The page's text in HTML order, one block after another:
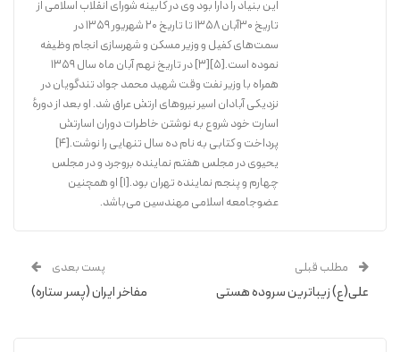
بهترین کتاب دفاع مقدس می باشد.این بنیاد را دارا بود وی در کابینه شورای انقلاب اسلامی از
تاریخ ۳۰آبان ۱۳۵۸ تا تاریخ ۲۰ شهریور ۱۳۵۹ در
سمت‌های کفیل و وزیر مسکن و شهرسازی انجام وظیفه
نموده است.[۵][۳] در تاریخ نهم آبان ماه سال ۱۳۵۹
همراه با وزیر نفت وقت شهید محمد جواد تندگویان در
نزدیکی آبادان اسیر نیروهای ارتش عراق شد. او بعد از دورهٔ
اسارت خود شروع به نوشتن خاطرات دوران اسارتش
پرداخت و کتابی به نام ده سال تنهایی را نوشت.[۴]
یحیوی در مجلس هفتم نماینده بروجرد و در مجلس
چهارم و پنجم نماینده تهران بود.[۱] او همچنین
عضوجامعه اسلامی مهندسین می‌باشد.
مطلب قبلی
علی(ع) زیباترین سروده هستی
پست بعدی
مفاخر ایران (پسر ستاره)